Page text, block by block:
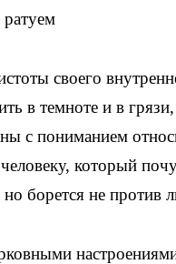
ратуем
своего
в темноте и в
с пониманием
который
борется не против